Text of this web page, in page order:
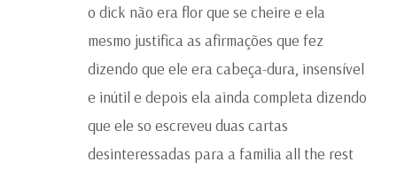
o dick não era flor que se cheire e ela
mesmo justifica as afirmações que fez
dizendo que ele era cabeça-dura, insensível
e inútil e depois ela ainda completa dizendo
que ele so escreveu duas cartas
desinteressadas para a familia all the rest